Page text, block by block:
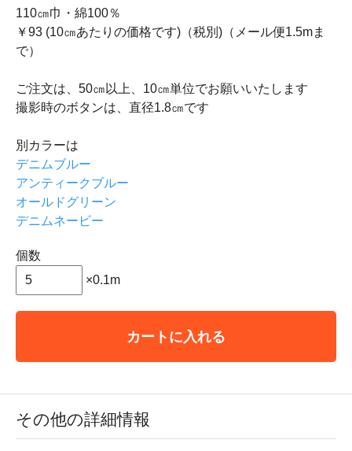
110㎝巾・綿100％
￥93 (10㎝あたりの価格です)（税別)（メール便1.5mま
で）
ご注文は、50㎝以上、10㎝単位でお願いいたします
撮影時のボタンは、直径1.8㎝です
別カラーは
デニムブルー
アンティークブルー
オールドグリーン
デニムネービー
個数
×0.1m
カートに入れる
その他の詳細情報